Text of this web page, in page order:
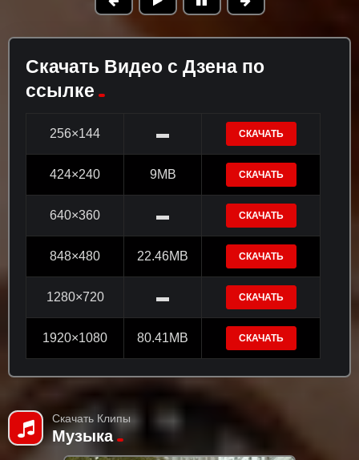
Скачать Видео с Дзена по
ссылке
256×144 ▬ СКАЧАТЬ
424×240 9MB СКАЧАТЬ
640×360 ▬ СКАЧАТЬ
848×480 22.46MB СКАЧАТЬ
1280×720 ▬ СКАЧАТЬ
1920×1080 80.41MB СКАЧАТЬ
Скачать Клипы
Музыка